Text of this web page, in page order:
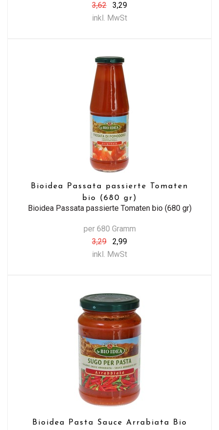
3,62
3,29
inkl. MwSt
Bioidea Passata passierte Tomaten
bio (680 gr)
Bioidea Passata passierte Tomaten bio (680 gr)
per 680 Gramm
3,29
2,99
inkl. MwSt
Bioidea Pasta Sauce Arrabiata Bio